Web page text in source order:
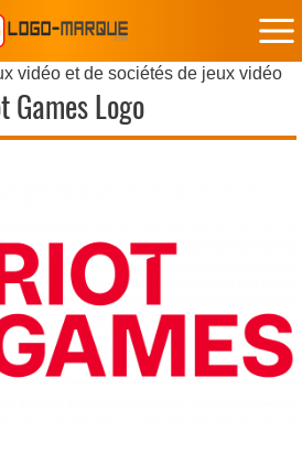
vidéo et de sociétés de jeux vidéo
Games Logo